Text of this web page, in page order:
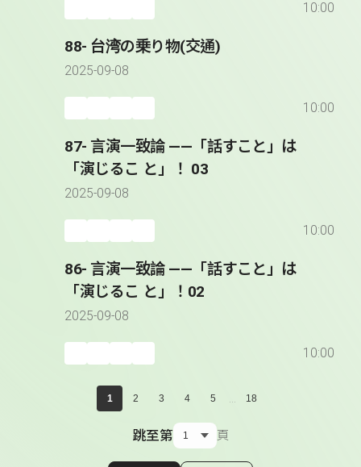
10:00
88- 台湾の乗り物(交通)
2025-09-08
10:00
87- 言演一致論 ――「話すこと」は
「演じるこ と」！ 03
2025-09-08
10:00
86- 言演一致論 ――「話すこと」は
「演じるこ と」！02
2025-09-08
10:00
1 2 3 4 5 ... 18
跳至第 頁